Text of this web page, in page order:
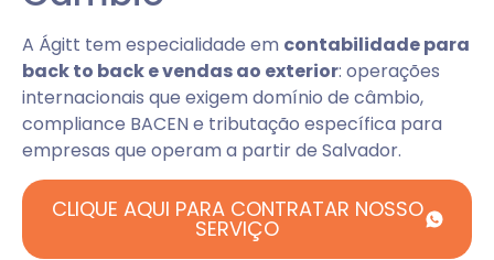
A Ágitt tem especialidade em contabilidade para
back to back e vendas ao exterior: operações
internacionais que exigem domínio de câmbio,
compliance BACEN e tributação específica para
empresas que operam a partir de Salvador.
CLIQUE AQUI PARA CONTRATAR NOSSO
SERVIÇO